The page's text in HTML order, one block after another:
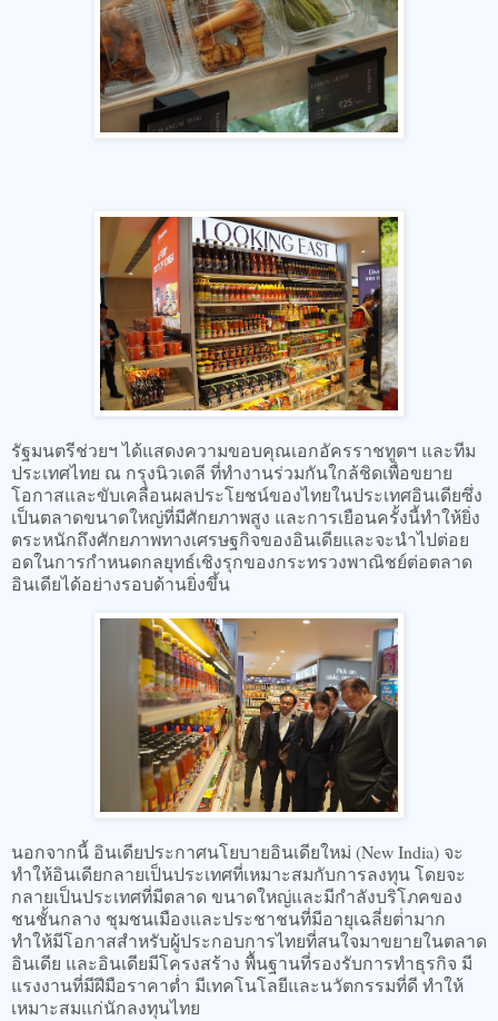
รัฐมนตรีช่วยฯ ได้แสดงความขอบคุณเอกอัครราชทูตฯ และทีม
ประเทศไทย ณ กรุงนิวเดลี ที่ทำงานร่วมกันใกล้ชิดเพื่อขยาย
โอกาสและขับเคลื่อนผลประโยชน์ของไทยในประเทศอินเดียซึ่ง
เป็นตลาดขนาดใหญ่ที่มีศักยภาพสูง และการเยือนครั้งนี้ทำให้ยิ่ง
ตระหนักถึงศักยภาพทางเศรษฐกิจของอินเดียและจะนำไปต่อย
อดในการกำหนดกลยุทธ์เชิงรุกของกระทรวงพาณิชย์ต่อตลาด
อินเดียได้อย่างรอบด้านยิ่งขึ้น
นอกจากนี้ อินเดียประกาศนโยบายอินเดียใหม่ (New India) จะ
ทำให้อินเดียกลายเป็นประเทศที่เหมาะสมกับการลงทุน โดยจะ
กลายเป็นประเทศที่มีตลาด ขนาดใหญ่และมีกําลังบริโภคของ
ชนชั้นกลาง ชุมชนเมืองและประชาชนที่มีอายุเฉลี่ยต่ํามาก
ทำให้มีโอกาสสำหรับผู้ประกอบการไทยที่สนใจมาขยายในตลาด
อินเดีย และอินเดียมีโครงสร้าง พื้นฐานที่รองรับการทําธุรกิจ มี
แรงงานที่มีฝีมือราคาต่ำ มีเทคโนโลยีและนวัตกรรมที่ดี ทำให้
เหมาะสมแก่นักลงทุนไทย